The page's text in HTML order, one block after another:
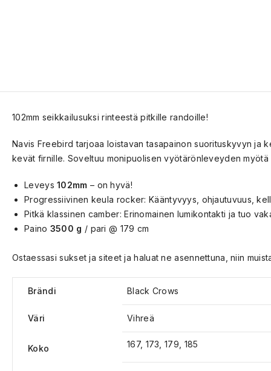
102mm seikkailusuksi rinteestä pitkille randoille!
Navis Freebird tarjoaa loistavan tasapainon suorituskyvyn ja
kevät firnille. Soveltuu monipuolisen vyötärönleveyden
Leveys102mm – on hyvä!
Progressiivinen keula rocker: Kääntyvyys, ohjautuvuus,
Pitkä klassinen camber: Erinomainen lumikontakti ja tuo
Paino 3500 g / pari @ 179 cm
Ostaessasi sukset ja siteet ja haluat ne asennettuna, niin
Brändi Black Crows
Väri Vihreä
Koko 167, 173, 179, 185